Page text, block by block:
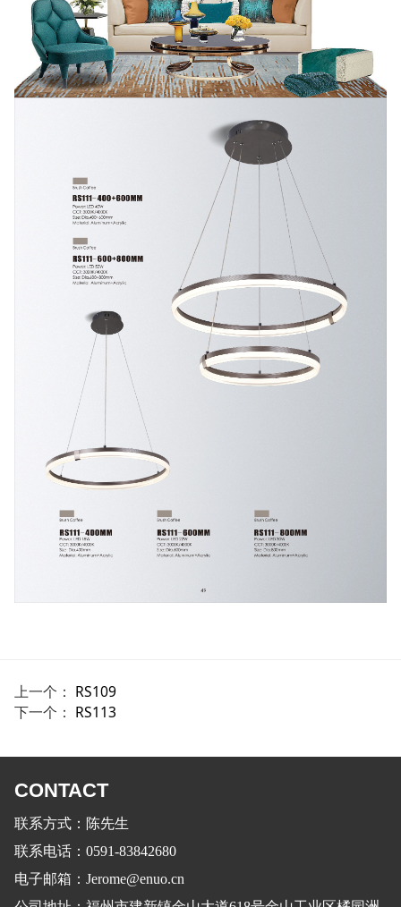
上一个： RS109
下一个： RS113
CONTACT
联系方式：陈先生
联系电话：0591-83842680
电子邮箱：Jerome@enuo.cn